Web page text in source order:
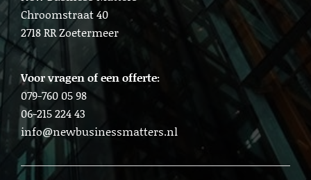
Chroomstraat 40
2718 RR Zoetermeer
Voor vragen of een offerte:
079-760 05 98
06-215 224 43
info@newbusinessmatters.nl